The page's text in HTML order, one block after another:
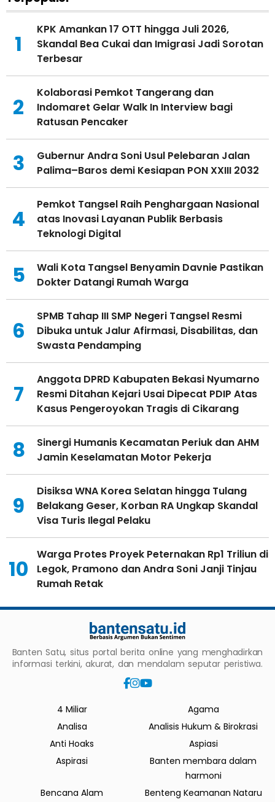
1
KPK Amankan 17 OTT hingga Juli 2026,
Skandal Bea Cukai dan Imigrasi Jadi Sorotan
Terbesar
2
Kolaborasi Pemkot Tangerang dan
Indomaret Gelar Walk In Interview bagi
Ratusan Pencaker
3
Gubernur Andra Soni Usul Pelebaran Jalan
Palima–Baros demi Kesiapan PON XXIII 2032
4
Pemkot Tangsel Raih Penghargaan Nasional
atas Inovasi Layanan Publik Berbasis
Teknologi Digital
5
Wali Kota Tangsel Benyamin Davnie Pastikan
Dokter Datangi Rumah Warga
6
SPMB Tahap III SMP Negeri Tangsel Resmi
Dibuka untuk Jalur Afirmasi, Disabilitas, dan
Swasta Pendamping
7
Anggota DPRD Kabupaten Bekasi Nyumarno
Resmi Ditahan Kejari Usai Dipecat PDIP Atas
Kasus Pengeroyokan Tragis di Cikarang
8
Sinergi Humanis Kecamatan Periuk dan AHM
Jamin Keselamatan Motor Pekerja
9
Disiksa WNA Korea Selatan hingga Tulang
Belakang Geser, Korban RA Ungkap Skandal
Visa Turis Ilegal Pelaku
10
Warga Protes Proyek Peternakan Rp1 Triliun di
Legok, Pramono dan Andra Soni Janji Tinjau
Rumah Retak
Banten Satu, situs portal berita online yang menghadirkan
informasi terkini, akurat, dan mendalam seputar peristiwa.
4 Miliar
Agama
Analisa
Analisis Hukum & Birokrasi
Anti Hoaks
Aspiasi
Aspirasi
Banten membara dalam
harmoni
Bencana Alam
Benteng Keamanan Nataru